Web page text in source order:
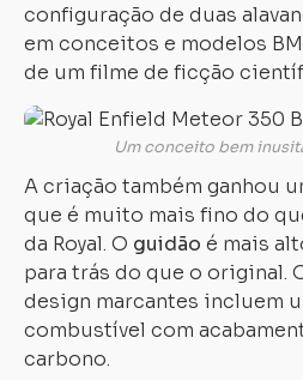
configuração de duas
em conceitos e modelos
de um filme de ficção
Um conceito bem
A criação também ganhou
que é muito mais fino do
da Royal. O guidão é mais
para trás do que o original.
design marcantes incluem
combustível com
carbono.